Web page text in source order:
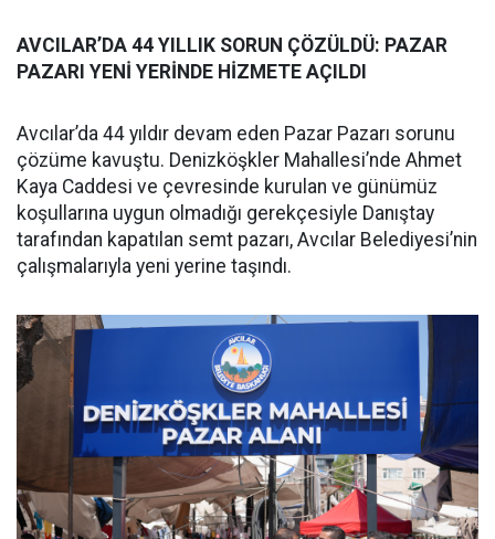
AVCILAR’DA 44 YILLIK SORUN ÇÖZÜLDÜ: PAZAR
PAZARI YENİ YERİNDE HİZMETE AÇILDI
Avcılar’da 44 yıldır devam eden Pazar Pazarı sorunu
çözüme kavuştu. Denizköşkler Mahallesi’nde Ahmet
Kaya Caddesi ve çevresinde kurulan ve günümüz
koşullarına uygun olmadığı gerekçesiyle Danıştay
tarafından kapatılan semt pazarı, Avcılar Belediyesi’nin
çalışmalarıyla yeni yerine taşındı.